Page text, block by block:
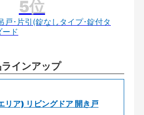
戸･片引(錠なしタイプ･錠付タ
ド
インアップ
ア) リビングドア 開き戸